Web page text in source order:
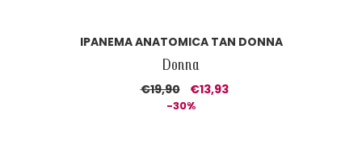
IPANEMA ANATOMICA TAN DONNA
Donna
€19,90 €13,93
-30%